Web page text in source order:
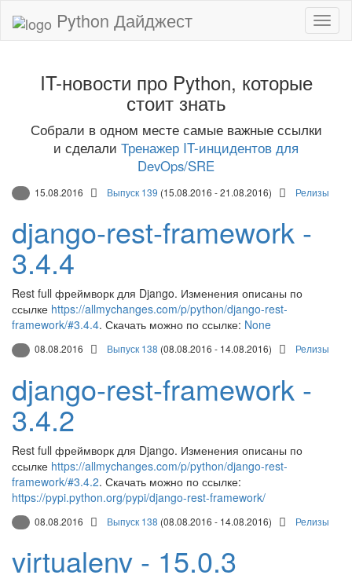
Python Дайджест
IT-новости про Python, которые
стоит знать
Собрали в одном месте самые важные ссылки
и сделали Тренажер IT-инцидентов для
DevOps/SRE
15.08.2016 Выпуск 139 (15.08.2016 - 21.08.2016) Релизы
django-rest-framework -
3.4.4
Rest full фреймворк для Django. Изменения описаны по
ссылке https://allmychanges.com/p/python/django-rest-
framework/#3.4.4. Скачать можно по ссылке: None
08.08.2016 Выпуск 138 (08.08.2016 - 14.08.2016) Релизы
django-rest-framework -
3.4.2
Rest full фреймворк для Django. Изменения описаны по
ссылке https://allmychanges.com/p/python/django-rest-
framework/#3.4.2. Скачать можно по ссылке:
https://pypi.python.org/pypi/django-rest-framework/
08.08.2016 Выпуск 138 (08.08.2016 - 14.08.2016) Релизы
virtualenv - 15.0.3